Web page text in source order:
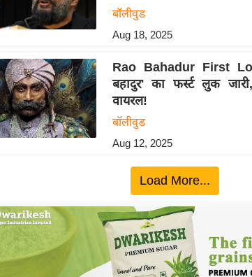
बॉलीवुड
Aug 18, 2025
Rao Bahadur First
बहादुर' का फर्स्ट लुक
वायरल!
बॉलीवुड
Aug 12, 2025
Load More...